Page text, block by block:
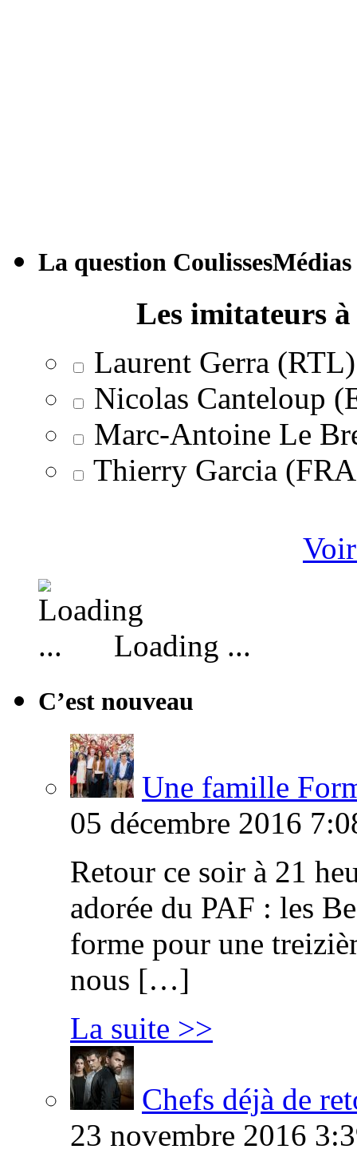
La question CoulissesMédias
Les imitateurs
Laurent Gerra (RTL)
Nicolas Canteloup
Marc-Antoine Le
Thierry Garcia
Loading ...
C’est nouveau
Une famille
05 décembre 2016
Retour ce soir à 21
adorée du PAF : les
forme pour une
nous […]
La suite >>
Chefs déjà de
23 novembre 2016